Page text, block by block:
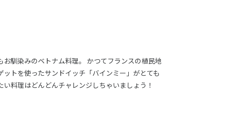
お馴染みのベトナム料理。 かつてフランスの植民地
トを使ったサンドイッチ「バインミー」がとても
料理はどんどんチャレンジしちゃいましょう！